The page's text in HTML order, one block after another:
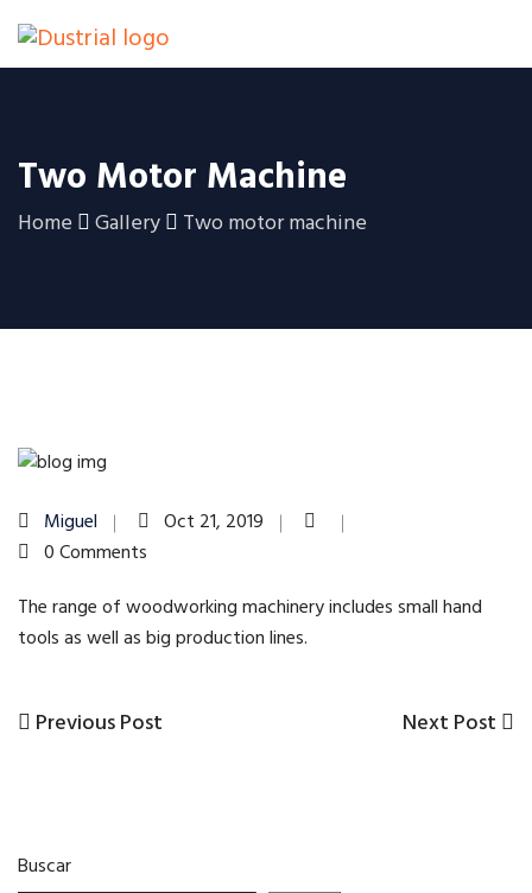
Two Motor Machine
Home Gallery Two motor machine
Miguel
Oct 21, 2019
0 Comments
The range of woodworking machinery includes small hand
tools as well as big production lines.
Navegación
Previous
Previous Post
Next
Next Post
Buscar